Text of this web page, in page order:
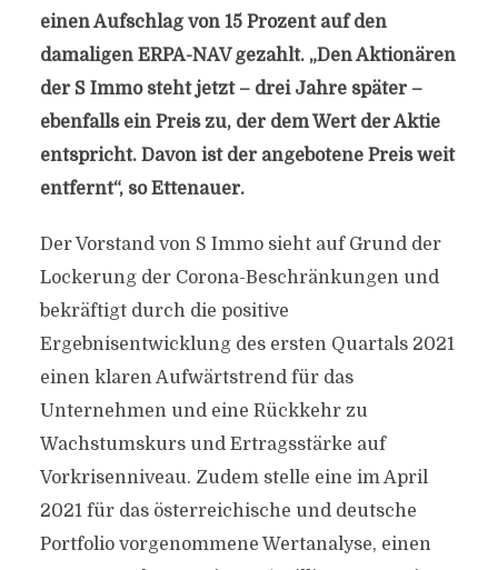
einen Aufschlag von 15 Prozent auf den
damaligen ERPA-NAV gezahlt. „Den Aktionären
der S Immo steht jetzt – drei Jahre später –
ebenfalls ein Preis zu, der dem Wert der Aktie
entspricht. Davon ist der angebotene Preis weit
entfernt“, so Ettenauer.
Der Vorstand von S Immo sieht auf Grund der
Lockerung der Corona-Beschränkungen und
bekräftigt durch die positive
Ergebnisentwicklung des ersten Quartals 2021
einen klaren Aufwärtstrend für das
Unternehmen und eine Rückkehr zu
Wachstumskurs und Ertragsstärke auf
Vorkrisenniveau. Zudem stelle eine im April
2021 für das österreichische und deutsche
Portfolio vorgenommene Wertanalyse, einen